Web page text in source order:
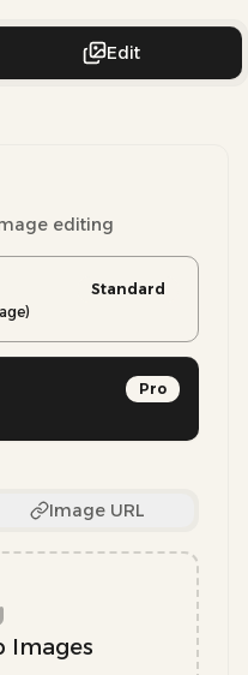
Edit
editing
Standard
Pro
Image URL
Images